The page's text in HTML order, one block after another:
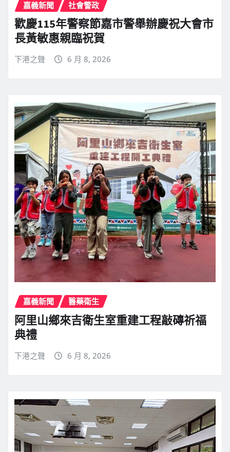
嘉義新聞 社會警政
歡慶115年警察節嘉市警舉辦慶祝大會市
長黃敏惠親臨祝賀
下港之聲 6 月 8, 2026
嘉義新聞 醫藥衛生
阿里山鄉來吉衛生室重建工程敲磚祈福
典禮
下港之聲 6 月 8, 2026